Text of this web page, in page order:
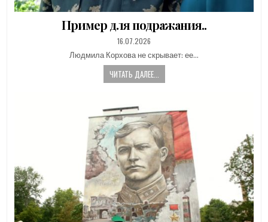
Пример для подражания..
PUBLISHED
DATE:
16.07.2026
Людмила Корхова не скрывает: ее…
ЧИТАТЬ ДАЛЕЕ...